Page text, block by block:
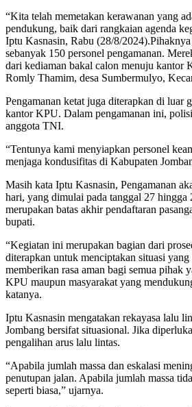
“Kita telah memetakan kerawanan yang
pendukung, baik dari rangkaian agenda
Iptu Kasnasin, Rabu (28/8/2024).
sebanyak 150 personel pengamanan.
dari kediaman bakal calon menuju kantor
Romly Thamim, desa Sumbermulyo,
Pengamanan ketat juga diterapkan di luar
kantor KPU. Dalam pengamanan ini,
anggota TNI.
“Tentunya kami menyiapkan personel
menjaga kondusifitas di Kabupaten
Masih kata Iptu Kasnasin, Pengamanan
hari, yang dimulai pada tanggal 27 hingga
merupakan batas akhir pendaftaran
bupati.
“Kegiatan ini merupakan bagian dari
diterapkan untuk menciptakan situasi
memberikan rasa aman bagi semua pihak
KPU maupun masyarakat yang
katanya.
Iptu Kasnasin mengatakan rekayasa lalu
Jombang bersifat situasional. Jika
pengalihan arus lalu lintas.
“Apabila jumlah massa dan eskalasi
penutupan jalan. Apabila jumlah massa
seperti biasa,” ujarnya.